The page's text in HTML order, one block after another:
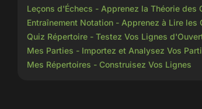
Leçons d'Échecs - Apprenez la Théorie des
Entraînement Notation - Apprenez à Lire les
Quiz Répertoire - Testez Vos Lignes
Mes Parties - Importez et Analysez Vos
Mes Répertoires - Construisez Vos Lignes